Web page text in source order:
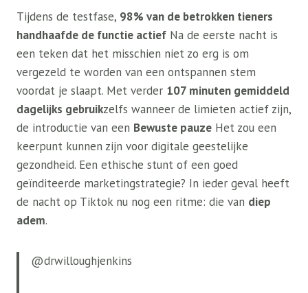
Tijdens de testfase, 98% van de betrokken tieners
handhaafde de functie actief Na de eerste nacht is
een teken dat het misschien niet zo erg is om
vergezeld te worden van een ontspannen stem
voordat je slaapt. Met verder 107 minuten gemiddeld
dagelijks gebruikzelfs wanneer de limieten actief zijn,
de introductie van een Bewuste pauze Het zou een
keerpunt kunnen zijn voor digitale geestelijke
gezondheid. Een ethische stunt of een goed
geïnditeerde marketingstrategie? In ieder geval heeft
de nacht op Tiktok nu nog een ritme: die van diep
adem.
@drwilloughjenkins